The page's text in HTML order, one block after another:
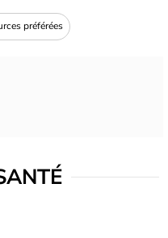
préférées